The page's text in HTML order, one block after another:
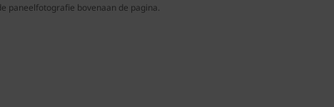
paneelfotografie bovenaan de pagina.